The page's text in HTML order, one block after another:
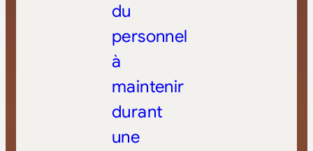
du
personnel
à
maintenir
durant
une